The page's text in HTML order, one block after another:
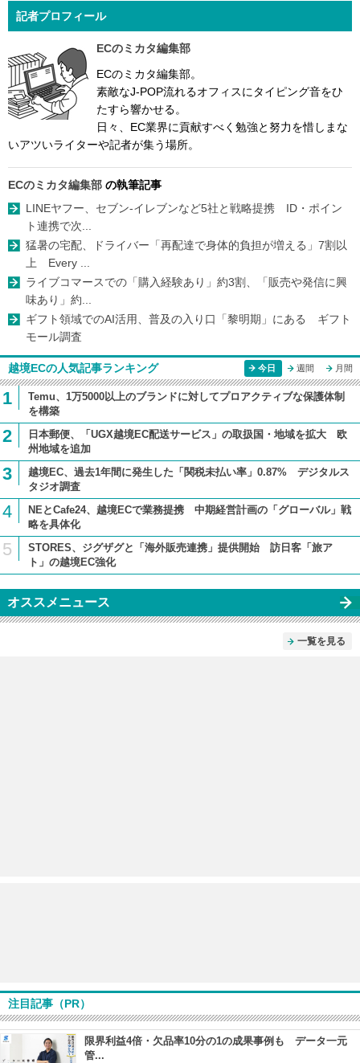
記者プロフィール
ECのミカタ編集部
ECのミカタ編集部。
素敵なJ-POP流れるオフィスにタイピング音をひ
たすら響かせる。
日々、EC業界に貢献すべく勉強と努力を惜しまな
いアツいライターや記者が集う場所。
ECのミカタ編集部 の執筆記事
LINEヤフー、セブン-イレブンなど5社と戦略提携 ID・ポイン
ト連携で次...
猛暑の宅配、ドライバー「再配達で身体的負担が増える」7割以
上 Every ...
ライブコマースでの「購入経験あり」約3割、「販売や発信に興
味あり」約...
ギフト領域でのAI活用、普及の入り口「黎明期」にある ギフト
モール調査
越境ECの人気記事ランキング 今日 週間 月間
1
Temu、1万5000以上のブランドに対してプロアクティブな保護体制
を構築
2
日本郵便、「UGX越境EC配送サービス」の取扱国・地域を拡大 欧
州地域を追加
3
越境EC、過去1年間に発生した「関税未払い率」0.87% デジタルス
タジオ調査
4
NEとCafe24、越境ECで業務提携 中期経営計画の「グローバル」戦
略を具体化
5
STORES、ジグザグと「海外販売連携」提供開始 訪日客「旅ア
ト」の越境EC強化
オススメニュース
一覧を見る
注目記事（PR）
限界利益4倍・欠品率10分の1の成果事例も データ一元
管...